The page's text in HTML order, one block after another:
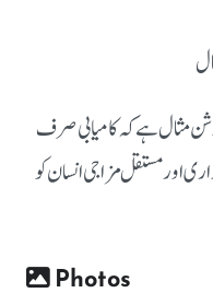
مثال ہے کہ کامیابی صرف
اور مستقل مزاجی انسان کو
Photos